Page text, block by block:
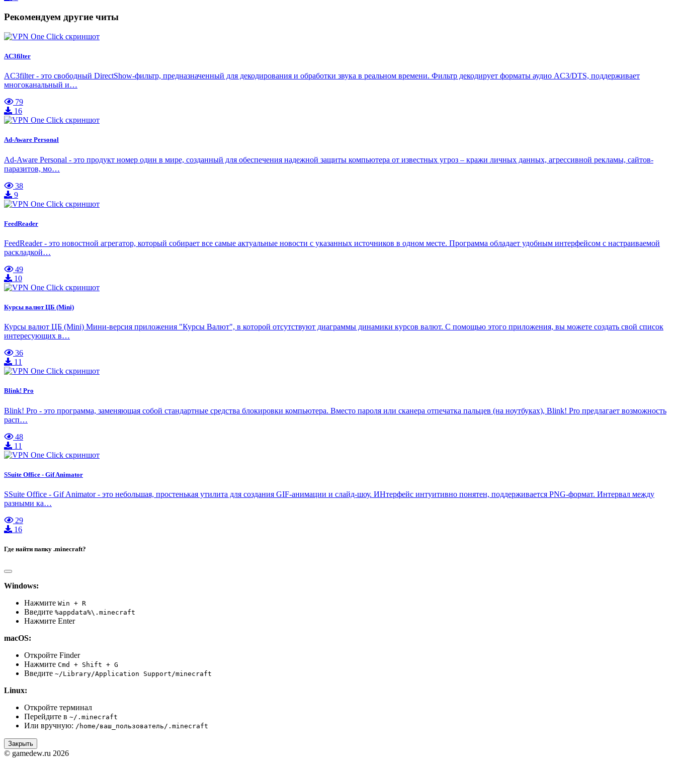
Рекомендуем другие читы
AC3filter
AC3filter - это свободный DirectShow-фильтр, предназначенный для декодирования и обработки звука в реальном времени. Фильтр декодирует форматы аудио AC3/DTS, поддерживает
многоканальный и…
79
16
Ad-Aware Personal
Ad-Aware Personal - это продукт номер один в мире, созданный для обеспечения надежной защиты компьютера от известных угроз – кражи личных данных, агрессивной рекламы, сайтов-
паразитов, мо…
38
9
FeedReader
FeedReader - это новостной агрегатор, который собирает все самые актуальные новости с указанных источников в одном месте. Программа обладает удобным интерфейсом с настраиваемой
раскладкой…
49
10
Курсы валют ЦБ (Mini)
Курсы валют ЦБ (Mini) Мини-версия приложения "Курсы Валют", в которой отсутствуют диаграммы динамики курсов валют. С помощью этого приложения, вы можете создать свой список
интересующих в…
36
11
Blink! Pro
Blink! Pro - это программа, заменяющая собой стандартные средства блокировки компьютера. Вместо пароля или сканера отпечатка пальцев (на ноутбуках), Blink! Pro предлагает возможность
расп…
48
11
SSuite Office - Gif Animator
SSuite Office - Gif Animator - это небольшая, простенькая утилита для создания GIF-анимации и слайд-шоу. ИНтерфейс интуитивно понятен, поддерживается PNG-формат. Интервал между
разными ка…
29
16
Где найти папку .minecraft?
Windows:
Нажмите Win + R
Введите %appdata%\.minecraft
Нажмите Enter
macOS:
Откройте Finder
Нажмите Cmd + Shift + G
Введите ~/Library/Application Support/minecraft
Linux:
Откройте терминал
Перейдите в ~/.minecraft
Или вручную: /home/ваш_пользователь/.minecraft
Закрыть
© gamedew.ru 2026